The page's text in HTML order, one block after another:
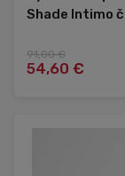
Shade Intimo
91,00 €
54,60 €